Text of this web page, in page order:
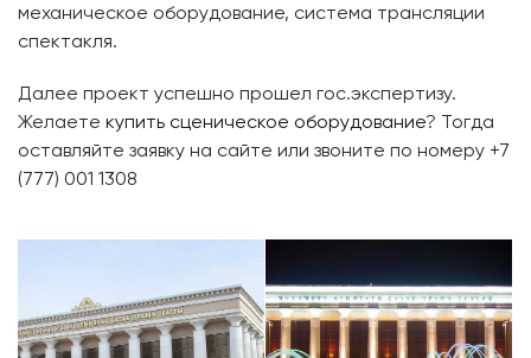
механическое оборудование, система трансляции
спектакля.
Далее проект успешно прошел гос.экспертизу.
Желаете купить сценическое оборудование? Тогда
оставляйте заявку на сайте или звоните по номеру +7
(777) 001 1308